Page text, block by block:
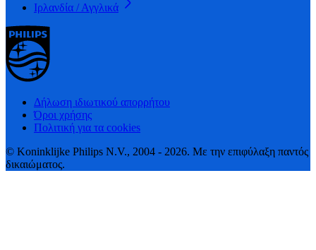
Ιρλανδία / Αγγλικά
Δήλωση ιδιωτικού απορρήτου
Όροι χρήσης
Πολιτική για τα cookies
© Koninklijke Philips N.V., 2004 - 2026. Με την επιφύλαξη παντός
δικαιώματος.